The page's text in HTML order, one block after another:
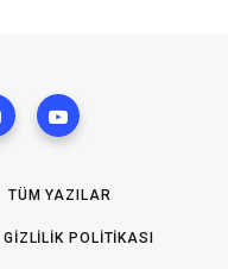
TÜM YAZILAR
GIZLILIK POLITIKASI